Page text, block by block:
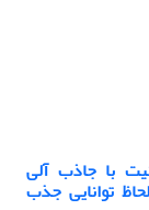
با جاذب آلی
توانایی جذب